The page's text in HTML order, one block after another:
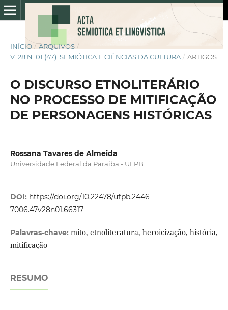
INÍCIO / ARQUIVOS /
V. 28 N. 01 (47): SEMIÓTICA E CIÊNCIAS DA CULTURA / ARTIGOS
O DISCURSO ETNOLITERÁRIO
NO PROCESSO DE MITIFICAÇÃO
DE PERSONAGENS HISTÓRICAS
Rossana Tavares de Almeida
Universidade Federal da Paraíba - UFPB
DOI: https://doi.org/10.22478/ufpb.2446-
7006.47v28n01.66317
Palavras-chave: mito, etnoliteratura, heroicização, história,
mitificação
RESUMO